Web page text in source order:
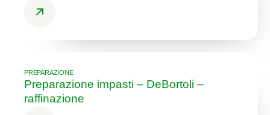
PREPARAZIONE
Preparazione impasti – DeBortoli –
raffinazione